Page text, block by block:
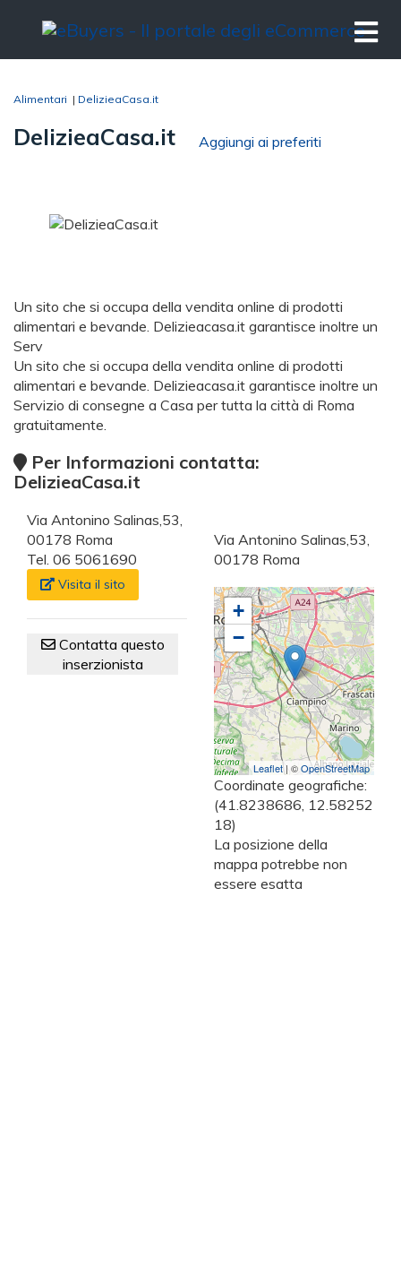
Alimentari | DelizieaCasa.it
DelizieaCasa.it Aggiungi ai preferiti
Un sito che si occupa della vendita online di prodotti
alimentari e bevande. Delizieacasa.it garantisce inoltre un
Serv
Un sito che si occupa della vendita online di prodotti
alimentari e bevande. Delizieacasa.it garantisce inoltre un
Servizio di consegne a Casa per tutta la città di Roma
gratuitamente.
Per Informazioni contatta:
DelizieaCasa.it
Via Antonino Salinas,53,
00178 Roma
Tel. 06 5061690
Visita il sito
Contatta questo
inserzionista
Via Antonino Salinas,53,
00178 Roma
+
−
Leaflet| ©OpenStreetMap
Coordinate geografiche:
(41.8238686, 12.58252
18)
La posizione della
mappa potrebbe non
essere esatta